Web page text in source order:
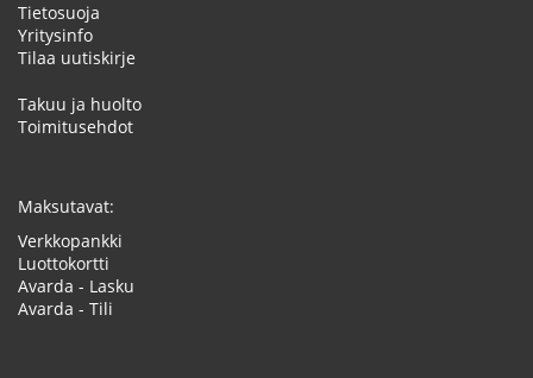
Tietosuoja
Yritysinfo
Tilaa uutiskirje
Takuu ja huolto
Toimitusehdot
Maksutavat:
Verkkopankki
Luottokortti
Avarda - Lasku
Avarda - Tili